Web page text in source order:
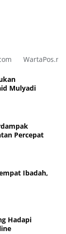
WartaPos.net
Mulyadi
Percepat
Ibadah,
Hadapi